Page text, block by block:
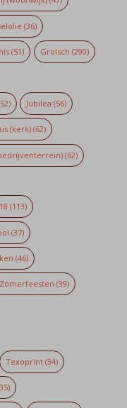
(36)
(51) Grolsch (290)
Jubilea (56)
(kerk)(62)
(62)
(113)
(37)
(46)
(39)
Texoprint (34)